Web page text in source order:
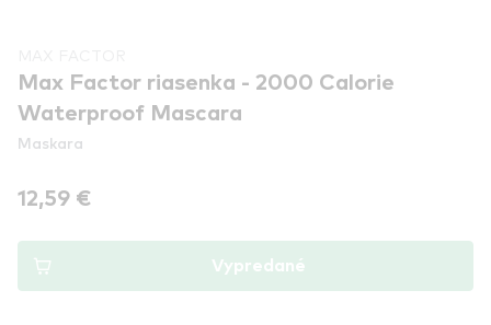
Max Factor riasenka - 2000 Calorie
Waterproof Mascara
Maskara
12,59 €
Vypredané